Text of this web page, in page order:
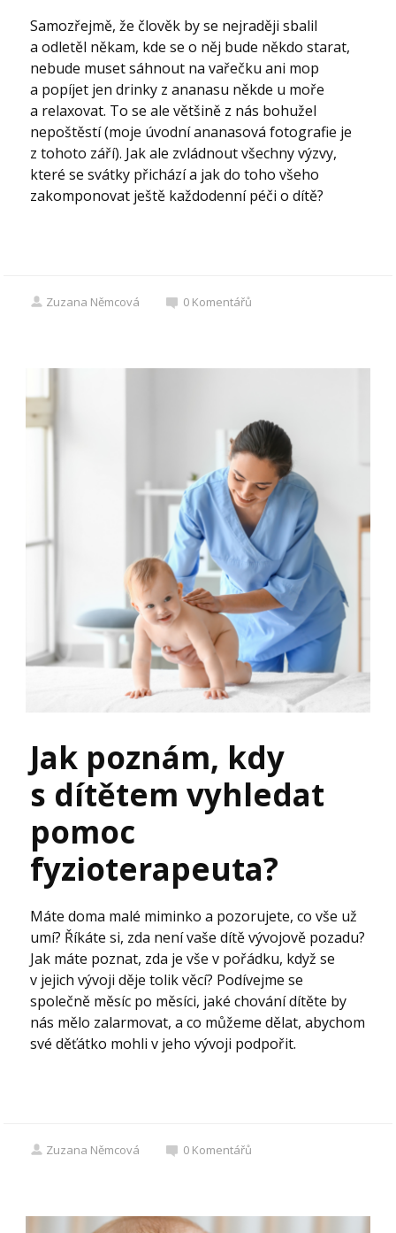
Samozřejmě, že člověk by se nejraději sbalil
a odletěl někam, kde se o něj bude někdo starat,
nebude muset sáhnout na vařečku ani mop
a popíjet jen drinky z ananasu někde u moře
a relaxovat. To se ale většině z nás bohužel
nepoštěstí (moje úvodní ananasová fotografie je
z tohoto září). Jak ale zvládnout všechny výzvy,
které se svátky přichází a jak do toho všeho
zakomponovat ještě každodenní péči o dítě?
Zuzana Němcová 0 Komentářů
Jak poznám, kdy
s dítětem vyhledat
pomoc
fyzioterapeuta?
Máte doma malé miminko a pozorujete, co vše už
umí? Říkáte si, zda není vaše dítě vývojově pozadu?
Jak máte poznat, zda je vše v pořádku, když se
v jejich vývoji děje tolik věcí? Podívejme se
společně měsíc po měsíci, jaké chování dítěte by
nás mělo zalarmovat, a co můžeme dělat, abychom
své děťátko mohli v jeho vývoji podpořit.
Zuzana Němcová 0 Komentářů